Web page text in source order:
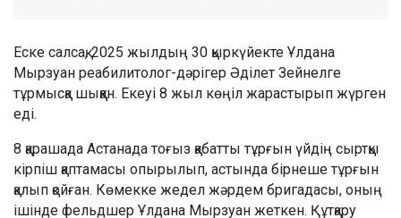
Еске салсақ, 2025 жылдың 30 қыркүйекте Ұлдана
Мырзуан реабилитолог-дәрігер Әділет Зейнелге
тұрмысқа шыққан. Екеуі 8 жыл көңіл жарастырып жүрген
еді.
8 қарашада Астанада тоғыз қабатты тұрғын үйдің сыртқы
кірпіш қаптамасы опырылып, астында бірнеше тұрғын
қалып қойған. Көмекке жедел жәрдем бригадасы, оның
ішінде фельдшер Ұлдана Мырзуан жеткен. Құтқару